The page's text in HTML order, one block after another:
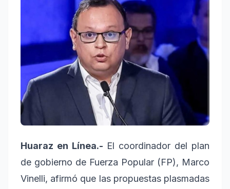
Huaraz en Línea.- El coordinador del plan
de gobierno de Fuerza Popular (FP), Marco
Vinelli, afirmó que las propuestas plasmadas